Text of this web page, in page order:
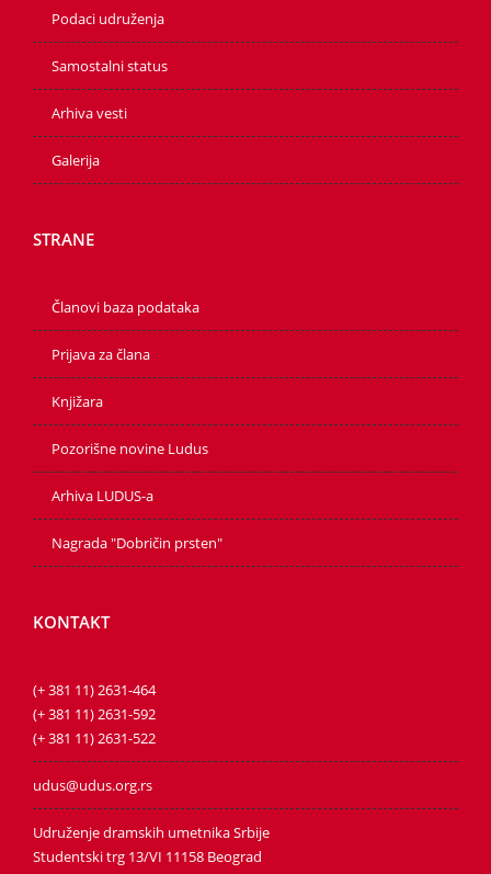
Podaci udruženja
Samostalni status
Arhiva vesti
Galerija
STRANE
Članovi baza podataka
Prijava za člana
Knjižara
Pozorišne novine Ludus
Arhiva LUDUS-a
Nagrada "Dobričin prsten"
KONTAKT
(+ 381 11) 2631-464
(+ 381 11) 2631-592
(+ 381 11) 2631-522
udus@udus.org.rs
Udruženje dramskih umetnika Srbije
Studentski trg 13/VI 11158 Beograd